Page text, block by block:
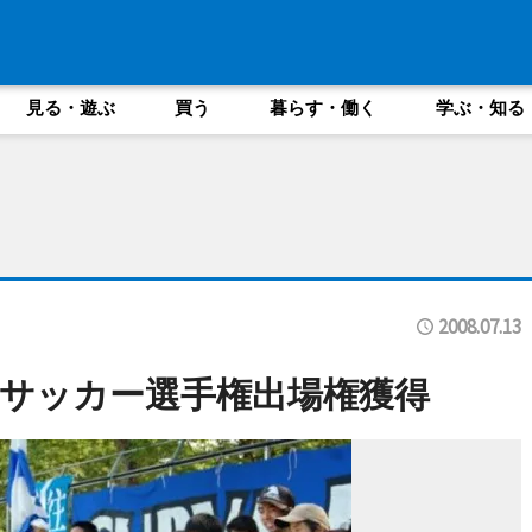
見る・遊ぶ 買う 暮らす・働く 学ぶ・知る
2008.07.13
ッカー選手権出場権獲得